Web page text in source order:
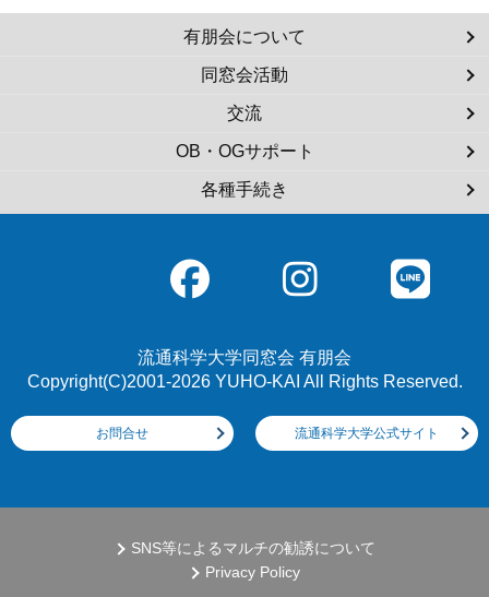
有朋会について
同窓会活動
交流
OB・OGサポート
各種手続き
流通科学大学同窓会 有朋会
Copyright(C)2001-2026 YUHO-KAI All Rights Reserved.
お問合せ 流通科学大学公式サイト
SNS等によるマルチの勧誘について
Privacy Policy